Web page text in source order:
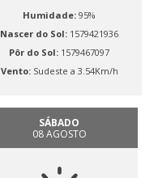
Humidade: 95%
Nascer do Sol: 1579421936
Pôr do Sol: 1579467097
Vento: Sudeste a 3.54Km/h
SÁBADO
08 AGOSTO